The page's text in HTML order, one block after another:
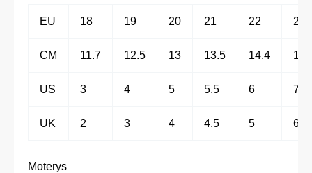
EU 18 19 20 21 22 23
CM 11.7 12.5 13 13.5 14.4 15
US 3 4 5 5.5 6 7
UK 2 3 4 4.5 5 6
Moterys